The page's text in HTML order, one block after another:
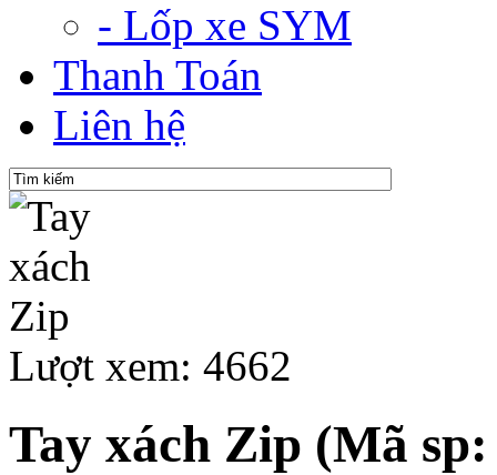
- Lốp xe SYM
Thanh Toán
Liên hệ
Lượt xem: 4662
Tay xách Zip (Mã